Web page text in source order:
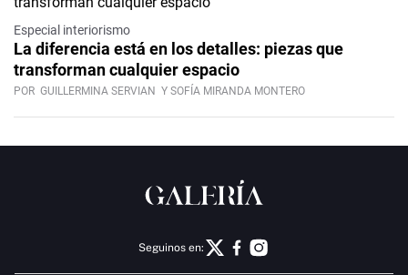
Especial interiorismo
La diferencia está en los detalles: piezas que
transforman cualquier espacio
POR GUILLERMINA SERVIAN Y SOFÍA MIRANDA MONTERO
Seguinos en: